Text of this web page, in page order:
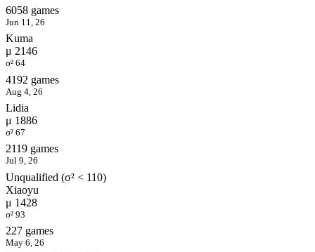
6058 games
Jun 11, 26
Kuma
μ 2146
σ² 64
4192 games
Aug 4, 26
Lidia
μ 1886
σ² 67
2119 games
Jul 9, 26
Unqualified (σ² < 110)
Xiaoyu
μ 1428
σ² 93
227 games
May 6, 26